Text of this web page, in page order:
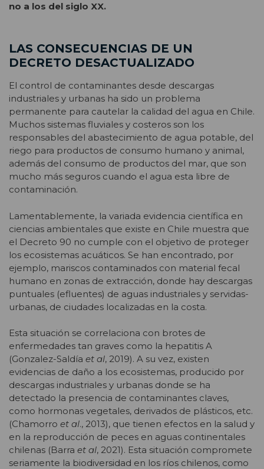
no a los del siglo XX.
LAS CONSECUENCIAS DE UN
DECRETO DESACTUALIZADO
El control de contaminantes desde descargas
industriales y urbanas ha sido un problema
permanente para cautelar la calidad del agua en Chile.
Muchos sistemas fluviales y costeros son los
responsables del abastecimiento de agua potable, del
riego para productos de consumo humano y animal,
además del consumo de productos del mar, que son
mucho más seguros cuando el agua esta libre de
contaminación.
Lamentablemente, la variada evidencia científica en
ciencias ambientales que existe en Chile muestra que
el Decreto 90 no cumple con el objetivo de proteger
los ecosistemas acuáticos. Se han encontrado, por
ejemplo, mariscos contaminados con material fecal
humano en zonas de extracción, donde hay descargas
puntuales (efluentes) de aguas industriales y servidas-
urbanas, de ciudades localizadas en la costa.
Esta situación se correlaciona con brotes de
enfermedades tan graves como la hepatitis A
(Gonzalez-Saldía et al, 2019). A su vez, existen
evidencias de daño a los ecosistemas, producido por
descargas industriales y urbanas donde se ha
detectado la presencia de contaminantes claves,
como hormonas vegetales, derivados de plásticos, etc.
(Chamorro et al., 2013), que tienen efectos en la salud y
en la reproducción de peces en aguas continentales
chilenas (Barra et al, 2021). Esta situación compromete
seriamente la biodiversidad en los ríos chilenos, como